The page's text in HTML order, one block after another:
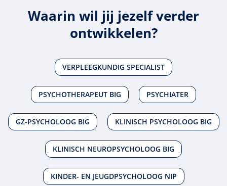
Waarin wil jij jezelf verder
ontwikkelen?
VERPLEEGKUNDIG SPECIALIST
PSYCHOTHERAPEUT BIG PSYCHIATER
GZ-PSYCHOLOOG BIG KLINISCH PSYCHOLOOG BIG
KLINISCH NEUROPSYCHOLOOG BIG
KINDER- EN JEUGDPSYCHOLOOG NIP